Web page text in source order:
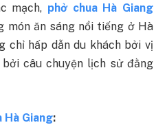
mạch, phở chua Hà Giang
món ăn sáng nổi tiếng ở Hà
chỉ hấp dẫn du khách bởi vị
câu chuyện lịch sử đằng
Hà Giang: